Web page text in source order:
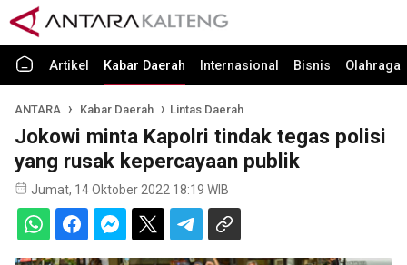
Artikel Kabar Daerah Internasional Bisnis Olahraga
ANTARA Kabar Daerah Lintas Daerah
Jokowi minta Kapolri tindak tegas polisi
yang rusak kepercayaan publik
Jumat, 14 Oktober 2022 18:19 WIB